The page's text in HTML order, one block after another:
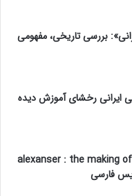
بررسی تاریخی، مفهومی
ایرانی رخشای آموزش دیده
نقد و بررسی سریال alexanser : the making of